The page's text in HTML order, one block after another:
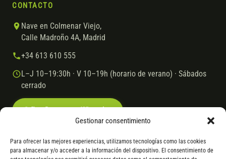
Gestionar consentimiento
Para ofrecer las mejores experiencias, utilizamos tecnologías como las cookies
para almacenar y/o acceder a la información del dispositivo. El consentimiento de
CONTACTO
Nave en Colmenar Viejo,
Calle Madroño 4A, Madrid
+34 613 610 555
L–J 10–19:30h · V 10–19h (horario de verano) · Sábados
cerrado